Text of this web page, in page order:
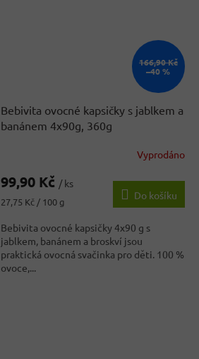
166,90 Kč
–40 %
Bebivita ovocné kapsičky s jablkem a
banánem 4x90g, 360g
Vyprodáno
99,90 Kč / ks
Měrná
27,75 Kč / 100 g
Do košíku
Bebivita ovocné kapsičky 4x90 g s
jablkem, banánem a broskví jsou
praktická ovocná svačinka pro děti. 100 %
ovoce,...